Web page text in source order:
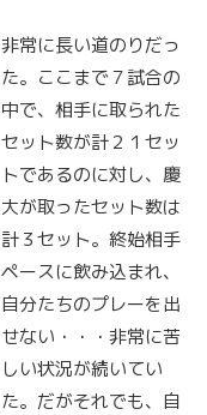
非常に長い道のりだっ
た。ここまで７試合の
中で、相手に取られた
セット数が計２１セッ
トであるのに対し、慶
大が取ったセット数は
計３セット。終始相手
ペースに飲み込まれ、
自分たちのプレーを出
せない・・・非常に苦
しい状況が続いてい
た。だがそれでも、自